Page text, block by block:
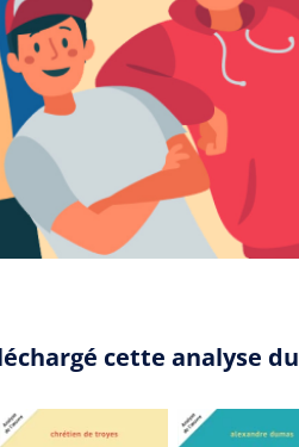
cette analyse